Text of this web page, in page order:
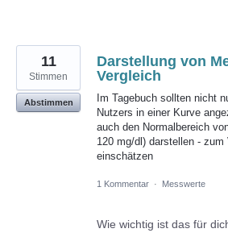
Darstellung von
Vergleich
Im Tagebuch sollten nicht
Nutzers in einer Kurve
auch den Normalbereich
120 mg/dl) darstellen -
einschätzen
11
Stimmen
Abstimmen
1 Kommentar · Messwerte
Wie wichtig ist das für